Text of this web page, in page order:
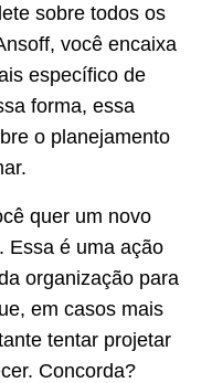
sobre todos os
você encaixa
específico de
forma, essa
o planejamento
quer um novo
Essa é uma ação
organização para
em casos mais
tentar projetar
Concorda?